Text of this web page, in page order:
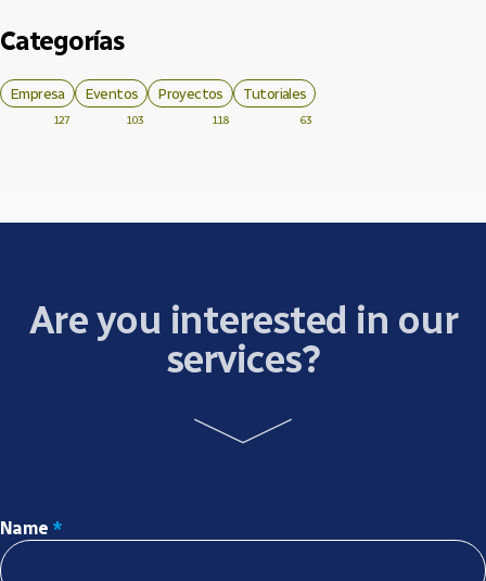
Categorías
Empresa
127
Eventos
103
Proyectos
118
Tutoriales
63
Are you interested in our
services?
Name *